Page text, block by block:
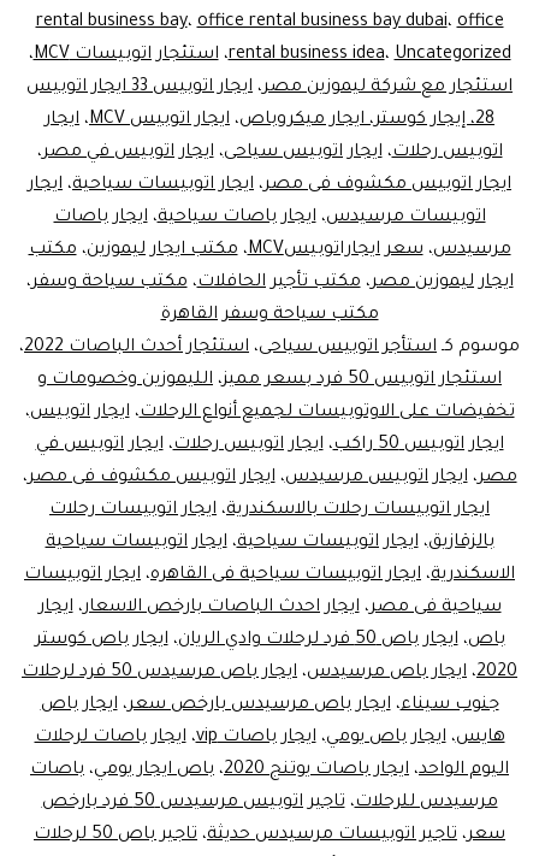
rental business bay،office rental business bay dubai،office
rental business idea،Uncategorized ،استئجار اتوبيسات MCV
،
استئجار مع شركة ليموزين مصر،
ايجار اتوبيس 33 ايجار اتوبيس
28، إيجار كوستر، ايجار ميكروباص
، ايجار اتوبيس MCV ، ايجار
اتوبيس رحلات،ايجار اتوبيس سياحى،ايجار اتوبيس في مصر،
ايجار اتوبيس مكشوف فى مصر، ايجار اتوبيسات سياحية، ايجار
اتوبيسات مرسيدس،ايجار باصات سياحية،ايجار باصات
مرسيدس،سعر ايجاراتوبيسMCV ،مكتب ايجار ليموزين،مكتب
ايجار ليموزين مصر،مكتب تأجير الحافلات،مكتب سياحة وسفر،
مكتب سياحة وسفر القاهرة
موسوم كـ استأجر اتوبيس سياحى، استئجار أحدث الباصات 2022
،
استئجار اتوبيس 50 فرد بسعر مميز
، الليموزين وخصومات و
تخفيضات على الاوتوبيسات لجميع أنواع الرحلات،ايجار اتوبيس،
ايجار اتوبيس 50 راكب
،ايجار اتوبيس رحلات،ايجار اتوبيس في
مصر،ايجار اتوبيس مرسيدس،ايجار اتوبيس مكشوف فى مصر،
ايجار اتوبيسات رحلات بالاسكندرية، ايجار اتوبيسات رحلات
بالزقازيق،ايجار اتوبيسات سياحية،ايجار اتوبيسات سياحية
الاسكندرية، ايجار اتوبيسات سياحية فى القاهره، ايجار اتوبيسات
سياحية فى مصر،ايجار احدث الباصات بارخص الاسعار،ايجار
باص،ايجار باص 50 فرد لرحلات وادي الريان ،ايجار باص كوستر
2020، ايجار باص مرسيدس،
ايجار باص مرسيدس 50 فرد لرحلات
جنوب سيناء،ايجار باص مرسيدس بارخص سعر،ايجار باص
هايس،ايجار باص يومي،ايجار باصات vip ،ايجار باصات لرحلات
اليوم الواحد، ايجار باصات يوتنج 2020 ، باص ايجار يومي، باصات
مرسيدس للرحلات،
تاجير اتوبيس مرسيدس 50 فرد بارخص
سعر، تاجير اتوبيسات مرسيدس حديثة،
تاجير باص 50 لرحلات